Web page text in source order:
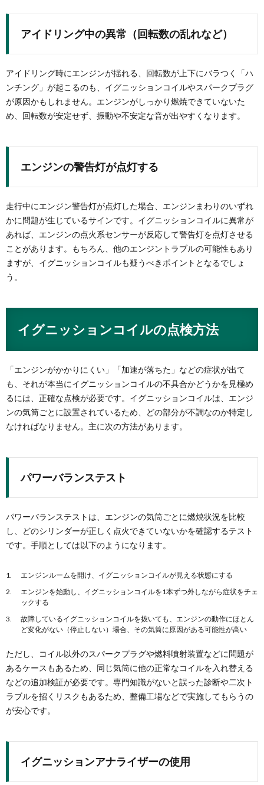
アイドリング中の異常（回転数の乱れなど）
アイドリング時にエンジンが揺れる、回転数が上下にバラつく「ハ
ンチング」が起こるのも、イグニッションコイルやスパークプラグ
が原因かもしれません。エンジンがしっかり燃焼できていないた
め、回転数が安定せず、振動や不安定な音が出やすくなります。
エンジンの警告灯が点灯する
走行中にエンジン警告灯が点灯した場合、エンジンまわりのいずれ
かに問題が生じているサインです。イグニッションコイルに異常が
あれば、エンジンの点火系センサーが反応して警告灯を点灯させる
ことがあります。もちろん、他のエンジントラブルの可能性もあり
ますが、イグニッションコイルも疑うべきポイントとなるでしょ
う。
イグニッションコイルの点検方法
「エンジンがかかりにくい」「加速が落ちた」などの症状が出て
も、それが本当にイグニッションコイルの不具合かどうかを見極め
るには、正確な点検が必要です。イグニッションコイルは、エンジ
ンの気筒ごとに設置されているため、どの部分が不調なのか特定し
なければなりません。主に次の方法があります。
パワーバランステスト
パワーバランステストは、エンジンの気筒ごとに燃焼状況を比較
し、どのシリンダーが正しく点火できていないかを確認するテスト
です。手順としては以下のようになります。
エンジンルームを開け、イグニッションコイルが見える状態にする
エンジンを始動し、イグニッションコイルを1本ずつ外しながら症状をチェ
ックする
故障しているイグニッションコイルを抜いても、エンジンの動作にほとん
ど変化がない（停止しない）場合、その気筒に原因がある可能性が高い
ただし、コイル以外のスパークプラグや燃料噴射装置などに問題が
あるケースもあるため、同じ気筒に他の正常なコイルを入れ替える
などの追加検証が必要です。専門知識がないと誤った診断や二次ト
ラブルを招くリスクもあるため、整備工場などで実施してもらうの
が安心です。
イグニッションアナライザーの使用